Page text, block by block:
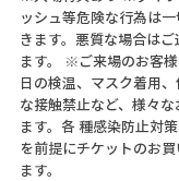
ッシュ等危険な行為は
きます。悪質な場合は
ます。 ※ご来場のお客
日の検温、マスク着用
な接触禁止など、様々
ます。各 種感染防止対
を前提にチケットのお
ます。